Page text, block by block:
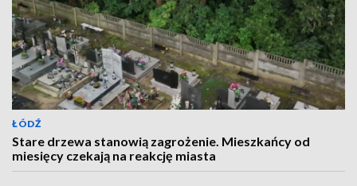
ŁÓDŹ
Stare drzewa stanowią zagrożenie. Mieszkańcy od
miesięcy czekają na reakcję miasta